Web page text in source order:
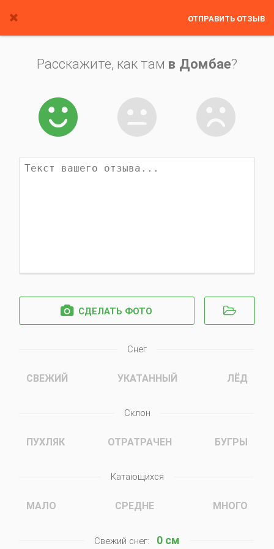
ОТПРАВИТЬ ОТЗЫВ
Расскажите, как там в Домбае?
  
 СДЕЛАТЬ ФОТО 
Снег
СВЕЖИЙ УКАТАННЫЙ ЛЁД
Склон
ПУХЛЯК ОТРАТРАЧЕН БУГРЫ
Катающихся
МАЛО СРЕДНЕ МНОГО
Свежий снег: 0 см